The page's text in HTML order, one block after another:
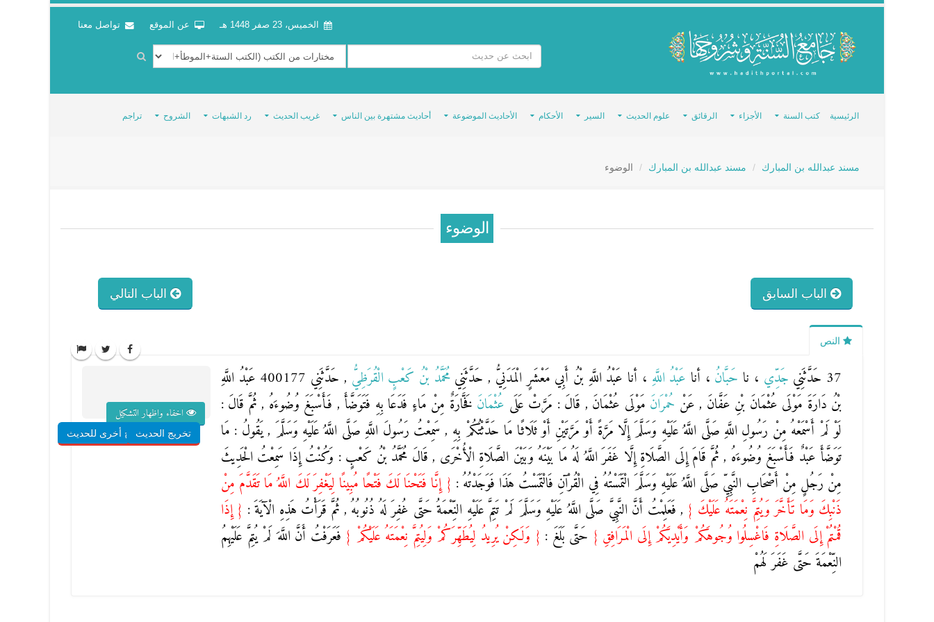
الخميس، 23 صفر 1448 هـ عن الموقع تواصل معنا
الرئيسية كتب السنة الأجزاء الرقائق علوم الحديث السير الأحكام الأحاديث الموضوعة أحاديث مشتهرة بين الناس غريب الحديث رد الشبهات الشروح تراجم
مسند عبدالله بن المبارك مسند عبدالله بن المبارك الوضوء
الوضوء
الباب السابق الباب التالي
النص
37 حَدَّثَنِي جَدِّي ، نا حَبَّانُ ، أنا عَبْدُ اللَّهِ ، أنا عَبْدُ اللَّهِ بْنُ أَبِي مَعْشَرٍ الْمَدَنِيُّ , حَدَّثَنِيمُحَمَّدُ بْنُ كَعْبٍ الْقُرَظِيُّ , حَدَّثَنِي
400177 عَبْدُ اللَّهِ
بْنُ دَارَةَ مَوْلَى عُثْمَانَ بْنِ عَفَّانَ , عَنْ حُمْرَانَ مَوْلَى عُثْمَانَ , قَالَ : مَرَّتْ عَلَى عُثْمَانَ فَخَّارَةٌ مِنْ مَاءٍ فَدَعَا بِهِ فَتَوَضَّأَ , فَأَسْبَغَ وُضُوءَهُ , ثُمَّ قَالَ :
لَوْ لَمْ أَسْمَعْهُ مِنْ رَسُولِ اللَّهِ صَلَّى اللَّهُ عَلَيْهِ وَسَلَّمَ إِلَّا مَرَّةً أَوْ مَرَّتَيْنِ أَوْ ثَلَاثًا مَا حَدَّثْتُكُمْ بِهِ , سَمِعْتُ رَسُولَ اللَّهِ صَلَّى اللَّهُ عَلَيْهِ وَسَلَّمَ , يَقُولُ : مَا
تَوَضَّأَ عَبْدٌ فَأَسْبَغَ وُضُوءَهُ , ثُمَّ قَامَ إِلَى الصَّلَاةِ إِلَّا غَفَرَ اللَّهُ لَهُ مَا بَيْنَهُ وَبَيْنَ الصَّلَاةِ الْأُخْرَى , قَالَ مُحَمَّدُ بْنُ كَعْبٍ : وَكُنْتُ إِذَا سَمِعْتُ الْحَدِيثَ
مِنْ رَجُلٍ مِنْ أَصْحَابِ النَّبِيِّ صَلَّى اللَّهُ عَلَيْهِ وَسَلَّمَ الْتَمَسْتُهُ فِي الْقُرْآنِ فَالْتَمَسْتُ هَذَا فَوَجَدْتُهُ : {إِنَّا فَتَحْنَا لَكَ فَتْحًا مُبِينًا لِيَغْفِرَ لَكَ اللَّهُ مَا تَقَدَّمَ مِنْ
ذَنْبِكَ وَمَا تَأَخَّرَ وَيُتِمَّ نِعْمَتَهُ عَلَيْكَ } , فَعَلِمْتُ أَنَّ النَّبِيَّ صَلَّى اللَّهُ عَلَيْهِ وَسَلَّمَ لَمْ تَتِمَّ عَلَيْهِ النِّعْمَةُ حَتَّى غُفِرَ لَهُ ذُنُوبُهُ , ثُمَّ قَرَأْتُ هَذِهِ الْآيَةَ : {إِذَا
قُمْتُمْ إِلَى الصَّلَاةِ فَاغْسِلُوا وُجُوهَكُمْ وَأَيْدِيَكُمْ إِلَى الْمَرَافِقِ } حَتَّى بَلَغَ : { وَلَكِنْ يُرِيدُ لِيُطَهِّرَكُمْ وَلِيُتِمَّ نِعْمَتَهُ عَلَيْكُمْ } فَعَرَفْتُ أَنَّ اللَّهَ لَمْ يُتِمَّ عَلَيْهِمُ
النِّعْمَةَ حَتَّى غَفَرَ لَهُمْ
اخفاء واظهار التشكيل
تخريج الحديثشروح أخرى للحديث